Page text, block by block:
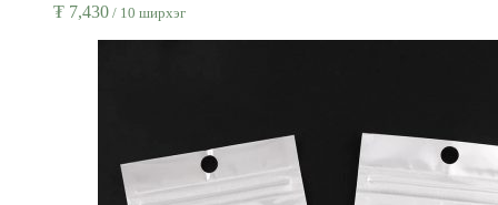
₮ 7,430 / 10 ширхэг